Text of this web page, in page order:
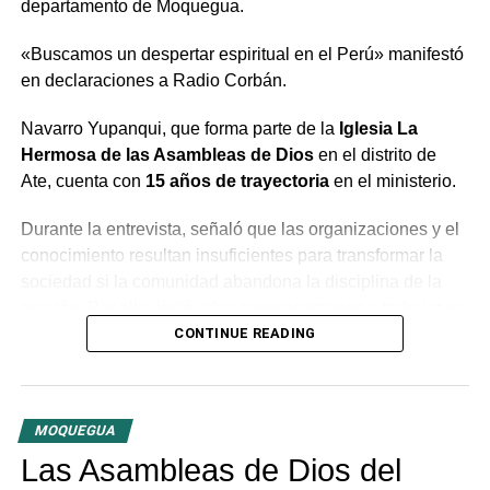
departamento de Moquegua.
«Buscamos un despertar espiritual en el Perú» manifestó
en declaraciones a Radio Corbán.
Navarro Yupanqui, que forma parte de la Iglesia La
Hermosa de las Asambleas de Diosen el distrito de
Ate, cuenta con 15 años de trayectoriaen el ministerio.
Durante la entrevista, señaló que las organizaciones y el
conocimiento resultan insuficientes para transformar la
conjunto bajo la guía del Espíritu Santo para generar un
las distintas congregaciones para impulsar la fe en las
tres provincias del departamento.
CONTINUE READING
MOQUEGUA
Las Asambleas de Dios del